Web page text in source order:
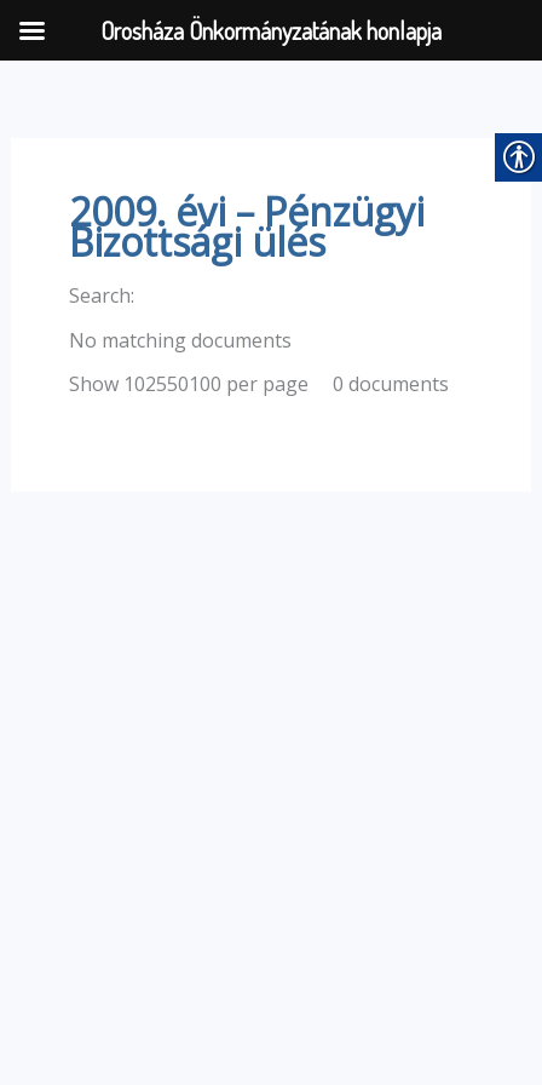
2009. évi – Pénzügyi
Bizottsági ülés
Search:
No matching documents
Show 102550100 per page
0 documents
Orosháza Önkormányzatának honlapja